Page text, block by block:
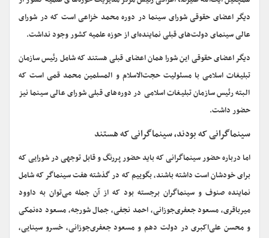
دیگر اعضای حقوقی شورای سینما در دوره محمد خزاعی است که در شورای
عالی سینمای دولت‌های قبلی نماینده‌ای از حوزه علمیه کشور وجود نداشت.
دیگر اعضای حقوقی این شورا همان اعضای قبلی هستند که شامل رئیس سازمان
تبلیغات اسلامی با مسئولیت حجت‌الاسلام و المسلمین محمد قمی است که
البته رئیس سازمان تبلیغات اسلامی در دوره‌های قبلی شورای عالی سینما نیز
حضور داشت.
سینماگرانی که بودند، سینماگرانی که هستند
اما درباره حضور سینماگرانی که باید حضور پررنگ و قابل توجهی در شورایی که
برای خودشان است داشته باشند، بگوییم که در گذشته هفت سینماگر که شامل
نماینده صنوف و سینماگران برجسته بود که از آن جمله می‌توان به داوود
میرباقری، مسعود جعفری‌جوزانی، احمد نجفی، جمال شورجه، مسعود ده‌نمکی
و محسن علی‌اکبری در دولت دهم و مسعود جعفری‌جوزانی، خسرو سینایی،